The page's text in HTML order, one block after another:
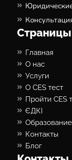
Страницы
Главная
О нас
Услуги
О CES тест
Пройти CES
ЄДКІ
Контакты
Блог